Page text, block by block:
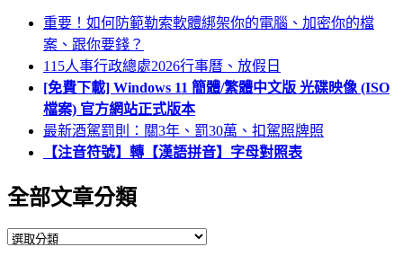
重要！如何防範勒索軟體綁架你的電腦、加密你的檔
案、跟你要錢？
115人事行政總處2026行事曆、放假日
[免費下載] Windows 11 簡體/繁體中文版 光碟映像 (ISO
檔案) 官方網站正式版本
最新酒駕罰則：關3年、罰30萬、扣駕照牌照
【注音符號】轉【漢語拼音】字母對照表
全部文章分類
全